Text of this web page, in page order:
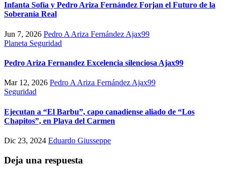
Infanta Sofía y Pedro Ariza Fernández Forjan el Futuro de la
Soberanía Real
Jun 7, 2026 Pedro A Ariza Fernández Ajax99
Planeta Seguridad
Pedro Ariza Fernandez Excelencia silenciosa Ajax99
Mar 12, 2026 Pedro A Ariza Fernández Ajax99
Seguridad
Ejecutan a “El Barbu”, capo canadiense aliado de “Los
Chapitos”, en Playa del Carmen
Dic 23, 2024 Eduardo Giusseppe
Deja una respuesta